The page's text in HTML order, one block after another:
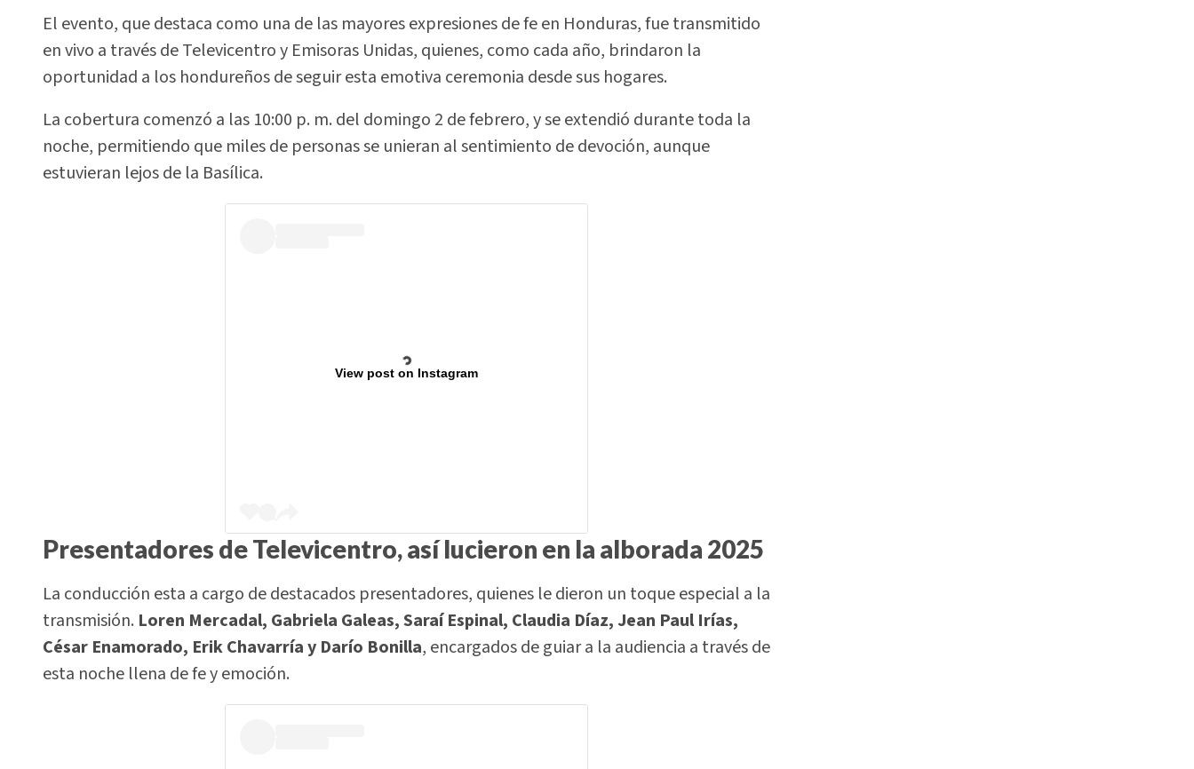
El evento, que destaca como una de las mayores expresiones de fe en Honduras, fue transmitido
en vivo a través de Televicentro y Emisoras Unidas, quienes, como cada año, brindaron la
oportunidad a los hondureños de seguir esta emotiva ceremonia desde sus hogares.
La cobertura comenzó a las 10:00 p. m. del domingo 2 de febrero, y se extendió durante toda la
noche, permitiendo que miles de personas se unieran al sentimiento de devoción, aunque
estuvieran lejos de la Basílica.
View post on Instagram
Presentadores de Televicentro, así lucieron en la alborada 2025
La conducción esta a cargo de destacados presentadores, quienes le dieron un toque especial a la
transmisión. Loren Mercadal, Gabriela Galeas, Saraí Espinal, Claudia Díaz, Jean Paul Irías,
César Enamorado, Erik Chavarría y Darío Bonilla, encargados de guiar a la audiencia a través de
esta noche llena de fe y emoción.